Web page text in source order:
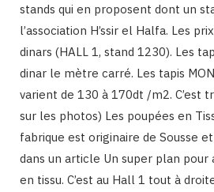
stands qui en proposent dont un
l’association H’ssir el Halfa. Les
dinars (HALL 1, stand 1230). Les
dinar le mètre carré. Les tapis
varient de 130 à 170dt /m2. C’est
sur les photos) Les poupées en
fabrique est originaire de Sousse
dans un article Un super plan pour
en tissu. C’est au Hall 1 tout à